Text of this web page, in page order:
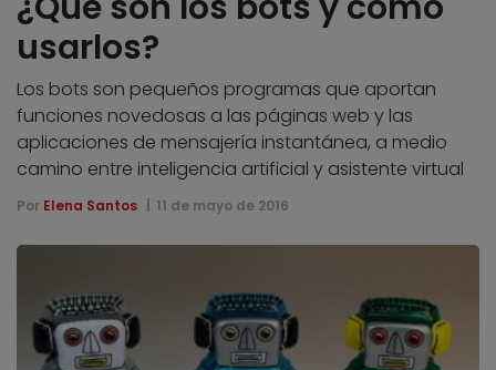
usarlos?
Los bots son pequeños programas que aportan
funciones novedosas a las páginas web y las
aplicaciones de mensajería instantánea, a medio
camino entre inteligencia artificial y asistente virtual
Por Elena Santos 11 de mayo de 2016